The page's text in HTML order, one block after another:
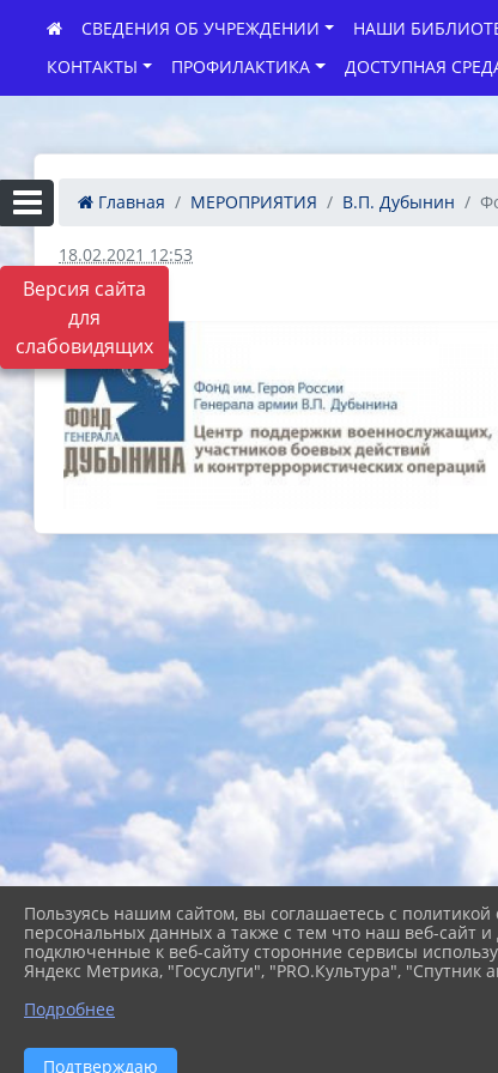
Версия сайта
для
слабовидящих
СВЕДЕНИЯ ОБ УЧРЕЖДЕНИИ НАШИ
КОНТАКТЫ
ПРОФИЛАКТИКА ДОСТУПНАЯ
Главная МЕРОПРИЯТИЯ В.П. Дубынин
18.02.2021 12:53
2026 г. cb-kgo.ru
Пользуясь нашим сайтом, вы соглашаетесь с политикой
персональных данных а также с тем что наш веб-сайт и
подключенные к веб-сайту сторонние сервисы
Яндекс Метрика, "Госуслуги", "PRO.Культура", "Спутник
Подробнее
Подтверждаю